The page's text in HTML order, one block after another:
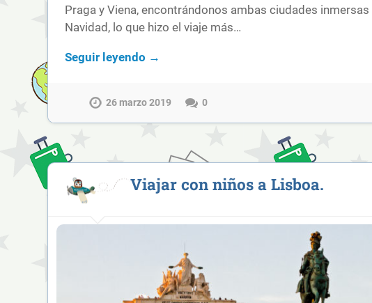
Praga y Viena, encontrándonos ambas ciudades inmersas
Navidad, lo que hizo el viaje más…
Seguir leyendo →
26 marzo 2019 0
Viajar con niños a Lisboa.